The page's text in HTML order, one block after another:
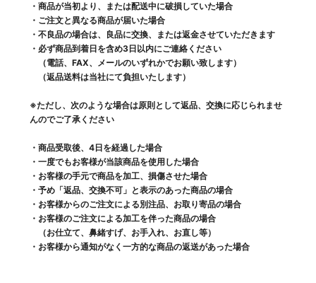
・商品が当初より、または配送中に破損していた場合
・ご注文と異なる商品が届いた場合
・不良品の場合は、良品に交換、または返金させていただきます
・必ず商品到着日を含め3日以内にご連絡ください
（電話、FAX、メールのいずれかでお願い致します）
（返品送料は当社にて負担いたします）
※ただし、次のような場合は原則として返品、交換に応じられませ
んのでご了承ください
・商品受取後、4日を経過した場合
・一度でもお客様が当該商品を使用した場合
・お客様の手元で商品を加工、損傷させた場合
・予め「返品、交換不可」と表示のあった商品の場合
・お客様からのご注文による別注品、お取り寄品の場合
・お客様のご注文による加工を伴った商品の場合
（お仕立て、鼻緒すげ、お手入れ、お直し等）
・お客様から通知がなく一方的な商品の返送があった場合